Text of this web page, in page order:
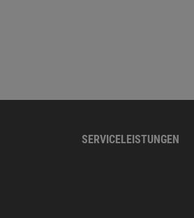
SERVICELEISTUNGEN